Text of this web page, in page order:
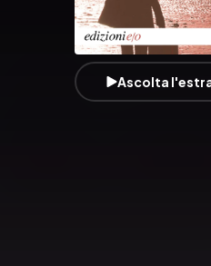
Ascolta